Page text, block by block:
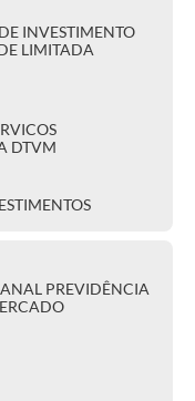
INVESTIMENTO
LIMITADA
DTVM
PREVIDÊNCIA